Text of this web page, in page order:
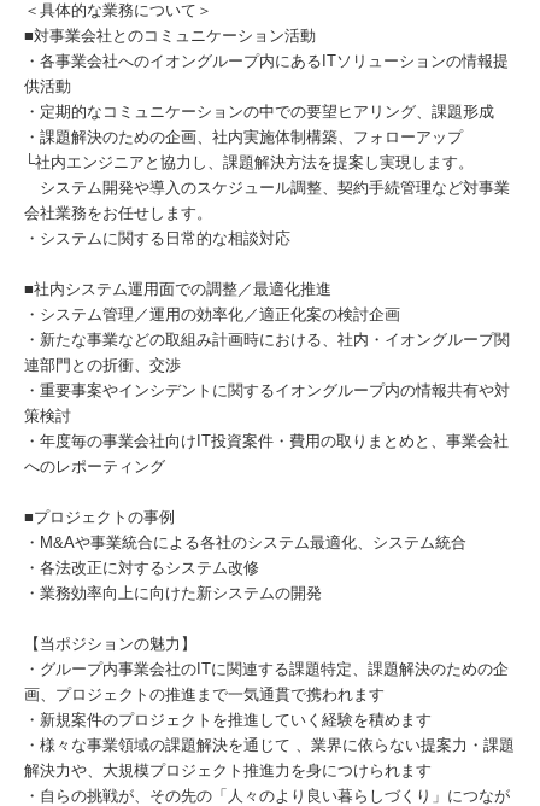
＜具体的な業務について＞
■対事業会社とのコミュニケーション活動
・各事業会社へのイオングループ内にあるITソリューションの情報提
供活動
・定期的なコミュニケーションの中での要望ヒアリング、課題形成
・課題解決のための企画、社内実施体制構築、フォローアップ
└社内エンジニアと協力し、課題解決方法を提案し実現します。
システム開発や導入のスケジュール調整、契約手続管理など対事業
会社業務をお任せします。
・システムに関する日常的な相談対応
■社内システム運用面での調整／最適化推進
・システム管理／運用の効率化／適正化案の検討企画
・新たな事業などの取組み計画時における、社内・イオングループ関
連部門との折衝、交渉
・重要事案やインシデントに関するイオングループ内の情報共有や対
策検討
・年度毎の事業会社向けIT投資案件・費用の取りまとめと、事業会社
へのレポーティング
■プロジェクトの事例
・M&Aや事業統合による各社のシステム最適化、システム統合
・各法改正に対するシステム改修
・業務効率向上に向けた新システムの開発
【当ポジションの魅力】
・グループ内事業会社のITに関連する課題特定、課題解決のための企
画、プロジェクトの推進まで一気通貫で携われます
・新規案件のプロジェクトを推進していく経験を積めます
・様々な事業領域の課題解決を通じて 、業界に依らない提案力・課題
解決力や、大規模プロジェクト推進力を身につけられます
・自らの挑戦が、その先の「人々のより良い暮らしづくり」につなが